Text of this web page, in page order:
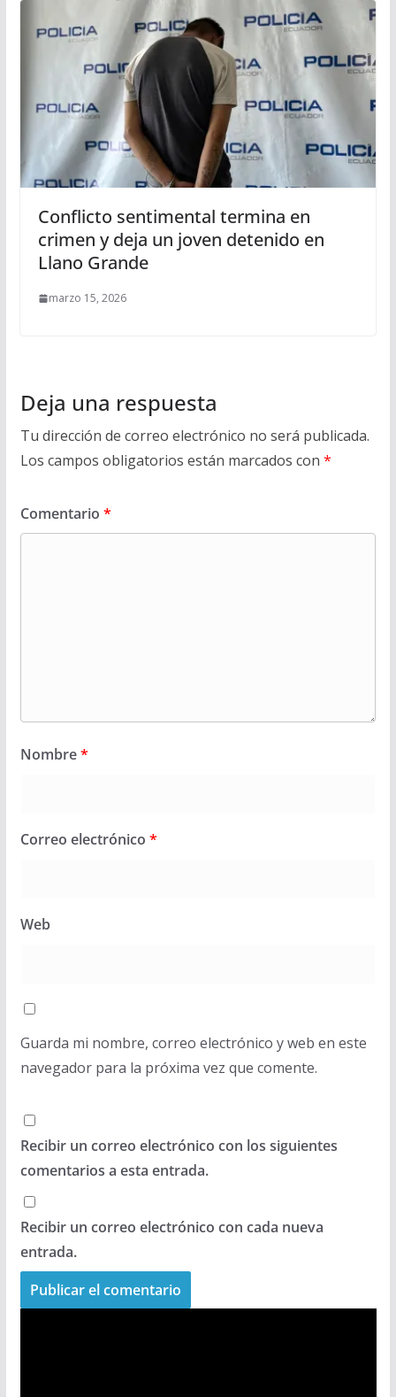
Conflicto sentimental termina en
crimen y deja un joven detenido en
Llano Grande
marzo 15, 2026
Deja una respuesta
Tu dirección de correo electrónico no será publicada.
Los campos obligatorios están marcados con *
Comentario *
Nombre*
Correo electrónico *
Web
Guarda mi nombre, correo electrónico y web en este
navegador para la próxima vez que comente.
Recibir un correo electrónico con los siguientes
comentarios a esta entrada.
Recibir un correo electrónico con cada nueva
entrada.